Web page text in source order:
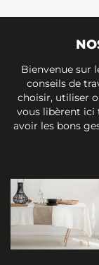
Bienvenue sur
conseils de
choisir, utiliser
vous libèrent ici
avoir les bons